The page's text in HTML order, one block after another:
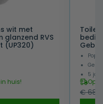
wit met
RVS
(UP320)
huis!
5
Op
€